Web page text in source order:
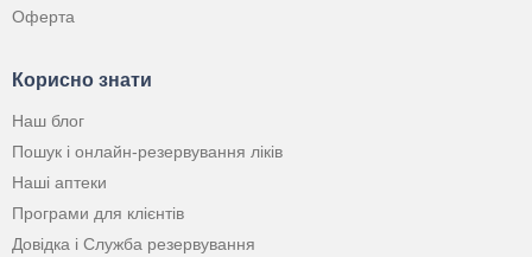
Оферта
Корисно знати
Наш блог
Пошук і онлайн-резервування ліків
Наші аптеки
Програми для клієнтів
Довідка і Служба резервування